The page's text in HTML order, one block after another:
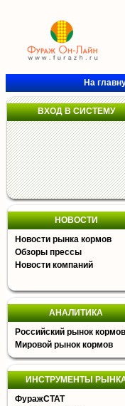
На
ВХОД В СИСТЕМУ
НОВОСТИ
Новости рынка кормов
Обзоры прессы
Новости компаний
АНАЛИТИКА
Российский рынок кормов
Мировой рынок кормов
ИНСТРУМЕНТЫ
ФуражСТАТ